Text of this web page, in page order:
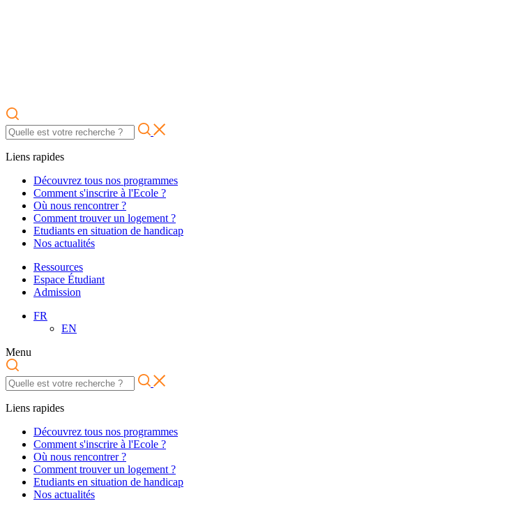
Liens rapides
Découvrez tous nos programmes
Comment s'inscrire à l'Ecole ?
Où nous rencontrer ?
Comment trouver un logement ?
Etudiants en situation de handicap
Nos actualités
Ressources
Espace Étudiant
Admission
FR
EN
Menu
Liens rapides
Découvrez tous nos programmes
Comment s'inscrire à l'Ecole ?
Où nous rencontrer ?
Comment trouver un logement ?
Etudiants en situation de handicap
Nos actualités